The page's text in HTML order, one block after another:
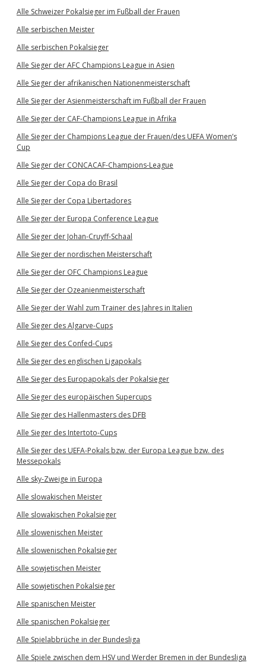
Alle Schweizer Pokalsieger im Fußball der Frauen
Alle serbischen Meister
Alle serbischen Pokalsieger
Alle Sieger der AFC Champions League in Asien
Alle Sieger der afrikanischen Nationenmeisterschaft
Alle Sieger der Asienmeisterschaft im Fußball der Frauen
Alle Sieger der CAF-Champions League in Afrika
Alle Sieger der Champions League der Frauen/des UEFA Women’s
Cup
Alle Sieger der CONCACAF-Champions-League
Alle Sieger der Copa do Brasil
Alle Sieger der Copa Libertadores
Alle Sieger der Europa Conference League
Alle Sieger der Johan-Cruyff-Schaal
Alle Sieger der nordischen Meisterschaft
Alle Sieger der OFC Champions League
Alle Sieger der Ozeanienmeisterschaft
Alle Sieger der Wahl zum Trainer des Jahres in Italien
Alle Sieger des Algarve-Cups
Alle Sieger des Confed-Cups
Alle Sieger des englischen Ligapokals
Alle Sieger des Europapokals der Pokalsieger
Alle Sieger des europäischen Supercups
Alle Sieger des Hallenmasters des DFB
Alle Sieger des Intertoto-Cups
Alle Sieger des UEFA-Pokals bzw. der Europa League bzw. des
Messepokals
Alle sky-Zweige in Europa
Alle slowakischen Meister
Alle slowakischen Pokalsieger
Alle slowenischen Meister
Alle slowenischen Pokalsieger
Alle sowjetischen Meister
Alle sowjetischen Pokalsieger
Alle spanischen Meister
Alle spanischen Pokalsieger
Alle Spielabbrüche in der Bundesliga
Alle Spiele zwischen dem HSV und Werder Bremen in der Bundesliga